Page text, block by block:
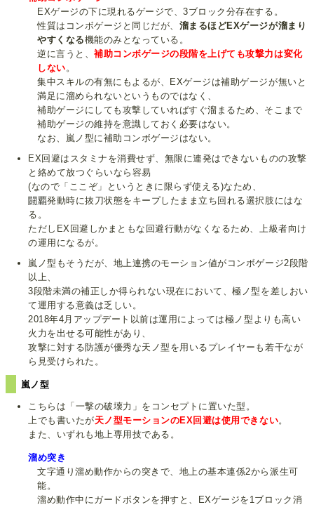
EXゲージの下に現れるゲージで、3ブロック分存在する。
性質はコンボゲージと同じだが、 溜まるほどEXゲージが溜まり
やすくなる機能のみとなっている。
逆に言うと、補助コンボゲージの段階を上げても攻撃力は変化
しない 。
集中スキルの有無にもよるが、EXゲージは補助ゲージが無いと
満足に溜められないというものではなく、
補助ゲージにしても攻撃していればすぐ溜まるため、そこまで
補助ゲージの維持を意識しておく必要はない。
なお、嵐ノ型に補助コンボゲージはない。
EX回避はスタミナを消費せず、無限に連発はできないものの攻撃
と絡めて放つぐらいなら容易
(なので「ここぞ」というときに限らず使える)なため、
闘覇発動時に抜刀状態をキープしたまま立ち回れる選択肢にはな
る。
ただしEX回避しかまともな回避行動がなくなるため、上級者向け
の運用になるが。
嵐ノ型もそうだが、地上連携のモーション値がコンボゲージ2段階
以上、
3段階未満の補正しか得られない現在において、極ノ型を差しおい
て運用する意義は乏しい。
2018年4月アップデート以前は運用によっては極ノ型よりも高い
火力を出せる可能性があり、
攻撃に対する防護が優秀な天ノ型を用いるプレイヤーも若干なが
ら見受けられた。
嵐ノ型
こちらは「一撃の破壊力」をコンセプトに置いた型。
上でも書いたが天ノ型モーションのEX回避は使用できない。
また、いずれも地上専用技である。
溜め突き
文字通り溜め動作からの突きで、地上の基本連係2から派生可
能。
溜め動作中にガードボタンを押すと、EXゲージを1ブロック消